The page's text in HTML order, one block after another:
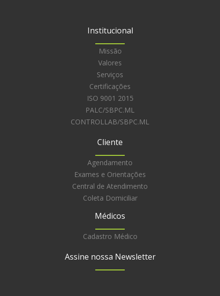
Institucional
Missão
Valores
Serviços
Certificações
ISO 9001 2015
PALC/SBPC.ML
CONTROLLAB/SBPC.ML
Cliente
Agendamento
Exames e Orientações
Central de Atendimento
Coleta Domiciliar
Médicos
Cadastro Médico
Assine nossa Newsletter